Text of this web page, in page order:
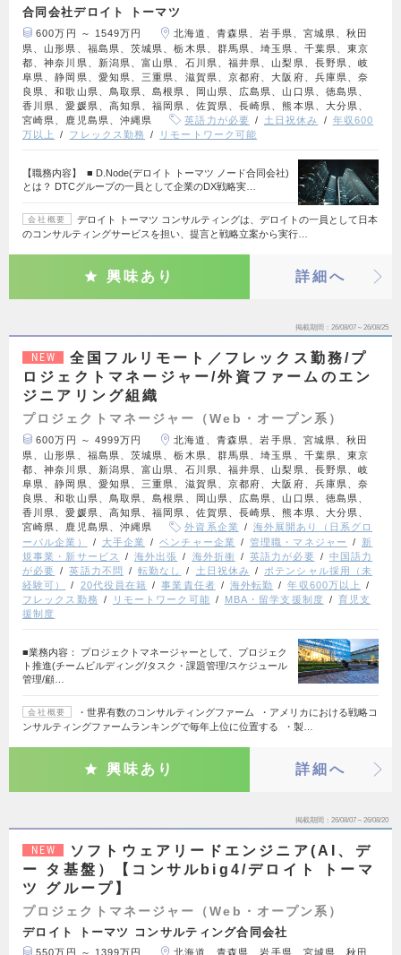
合同会社デロイト トーマツ
600万円 ～ 1549万円
北海道、青森県、岩手県、宮城県、秋田
県、山形県、福島県、茨城県、栃木県、群馬県、埼玉県、千葉県、東京
都、神奈川県、新潟県、富山県、石川県、福井県、山梨県、長野県、岐
阜県、静岡県、愛知県、三重県、滋賀県、京都府、大阪府、兵庫県、奈
良県、和歌山県、鳥取県、島根県、岡山県、広島県、山口県、徳島県、
香川県、愛媛県、高知県、福岡県、佐賀県、長崎県、熊本県、大分県、
宮崎県、鹿児島県、沖縄県
英語力が必要 土日祝休み
年収600
万以上
フレックス勤務 リモートワーク可能
【職務内容】 ■ D.Node(デロイト トーマツ ノード合同会社)
とは？ DTCグループの一員として企業のDX戦略実…
会社概要
デロイト トーマツ コンサルティングは、デロイトの一員として日本
のコンサルティングサービスを担い、提言と戦略立案から実行…
興味あり 詳細へ
掲載期間 26/08/07～26/08/25
NEW
全国フルリモート／フレックス勤務/プ
ロジェクトマネージャー/外資ファームのエン
ジニアリング組織
プロジェクトマネージャー（Web・オープン系）
600万円 ～ 4999万円
北海道、青森県、岩手県、宮城県、秋田
県、山形県、福島県、茨城県、栃木県、群馬県、埼玉県、千葉県、東京
都、神奈川県、新潟県、富山県、石川県、福井県、山梨県、長野県、岐
阜県、静岡県、愛知県、三重県、滋賀県、京都府、大阪府、兵庫県、奈
良県、和歌山県、鳥取県、島根県、岡山県、広島県、山口県、徳島県、
香川県、愛媛県、高知県、福岡県、佐賀県、長崎県、熊本県、大分県、
宮崎県、鹿児島県、沖縄県
外資系企業
海外展開あり（日系グロ
ーバル企業）
大手企業 ベンチャー企業 管理職・マネジャー
新
規事業・新サービス
海外出張 海外折衝 英語力が必要
中国語力
が必要
英語力不問 転勤なし 土日祝休み
ポテンシャル採用（未
経験可）
20代役員在籍 事業責任者 海外転勤
年収600万以上
フレックス勤務
リモートワーク可能 MBA・留学支援制度
育児支
援制度
■業務内容： プロジェクトマネージャーとして、プロジェク
ト推進(チームビルディング/タスク・課題管理/スケジュール
管理/顧…
会社概要
・世界有数のコンサルティングファーム ・アメリカにおける戦略コ
ンサルティングファームランキングで毎年上位に位置する ・製…
興味あり 詳細へ
掲載期間 26/08/07～26/08/20
NEW
ソフトウェアリードエンジニア(AI、デ
ー タ基盤）【コンサルbig4/デロイト トーマ
ツ グループ】
プロジェクトマネージャー（Web・オープン系）
デロイト トーマツ コンサルティング合同会社
550万円 ～ 1399万円 北海道、青森県、岩手県、宮城県、秋田